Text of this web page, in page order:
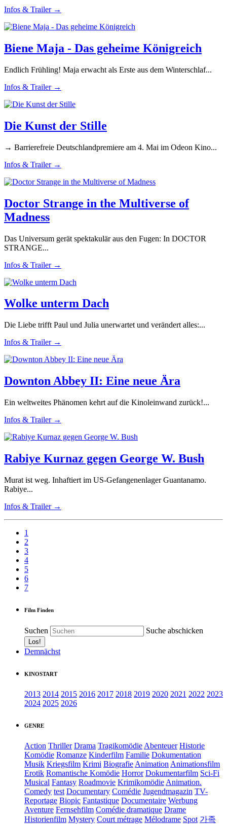
Infos & Trailer →
Biene Maja - Das geheime Königreich
Endlich Frühling! Maja erwacht als Erste aus dem Winterschlaf...
Infos & Trailer →
Die Kunst der Stille
→ Barrierefreie Deutschlandpremiere am 4. Mai im Odeon Kino...
Infos & Trailer →
Doctor Strange in the Multiverse of
Madness
Das Universum gerät spektakulär aus den Fugen: In DOCTOR
STRANGE...
Infos & Trailer →
Wolke unterm Dach
Die Liebe trifft Paul und Julia unerwartet und verändert alles:...
Infos & Trailer →
Downton Abbey II: Eine neue Ära
Ein weltweites Phänomen kehrt auf die Kinoleinwand zurück!...
Infos & Trailer →
Rabiye Kurnaz gegen George W. Bush
Murat ist weg. Inhaftiert im US-Gefangenenlager Guantanamo.
Rabiye...
Infos & Trailer →
1
2
3
4
5
6
7
Film Finden
Suchen Suche abschicken
Demnächst
KINOSTART
2013 2014 2015 2016 2017 2018 2019 2020 2021 2022 2023
2024 2025 2026
GENRE
Action Thriller Drama Tragikomödie Abenteuer Historie
Komödie Romanze Kinderfilm Familie Dokumentation
Musik Kriegsfilm Krimi Biografie Animation Animationsfilm
Erotik Romantische Komödie Horror Dokumentarfilm Sci-Fi
Musical Fantasy Roadmovie Krimikomödie Animation.
Comedy test Documentary Comédie Jugendmagazin TV-
Reportage Biopic Fantastique Documentaire Werbung
Aventure Fernsehfilm Comédie dramatique Drame
Historienfilm Mystery Court métrage Mélodrame Spot 가족